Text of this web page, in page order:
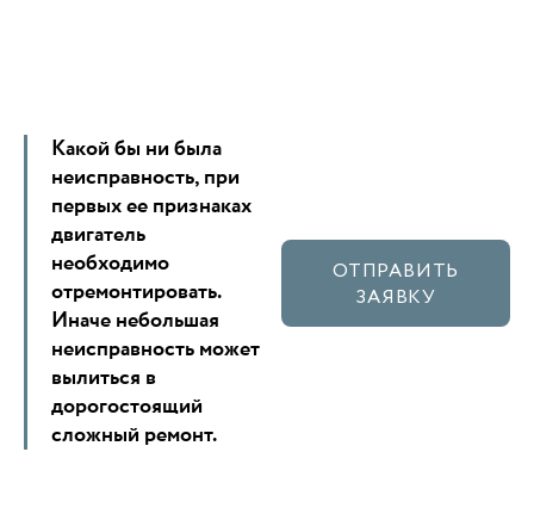
Какой бы ни была
неисправность, при
первых ее признаках
двигатель
необходимо
отремонтировать.
Иначе небольшая
неисправность может
вылиться в
дорогостоящий
сложный ремонт.
ОТПРАВИТЬ
ЗАЯВКУ